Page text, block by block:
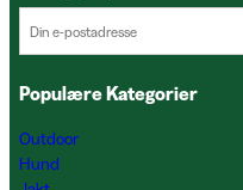
Populære Kategorier
Outdoor
Hund